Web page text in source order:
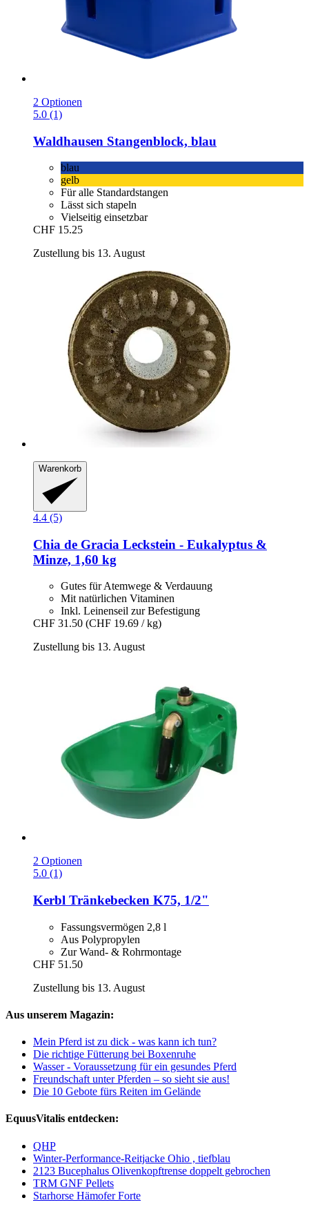
2 Optionen
5.0 (1)
Waldhausen Stangenblock, blau
blau
gelb
Für alle Standardstangen
Lässt sich stapeln
Vielseitig einsetzbar
CHF 15.25
Zustellung bis 13. August
Warenkorb
4.4 (5)
Chia de Gracia Leckstein -​ Eukalyptus &
Minze, 1,60 kg
Gutes für Atemwege & Verdauung
Mit natürlichen Vitaminen
Inkl. Leinenseil zur Befestigung
CHF 31.50 (CHF 19.69 / kg)
Zustellung bis 13. August
2 Optionen
5.0 (1)
Kerbl Tränkebecken K75, 1/2"
Fassungsvermögen 2,8 l
Aus Polypropylen
Zur Wand- & Rohrmontage
CHF 51.50
Zustellung bis 13. August
Aus unserem Magazin:
Mein Pferd ist zu dick - was kann ich tun?
Die richtige Fütterung bei Boxenruhe
Wasser - Voraussetzung für ein gesundes Pferd
Freundschaft unter Pferden – so sieht sie aus!
Die 10 Gebote fürs Reiten im Gelände
EquusVitalis entdecken:
QHP
Winter-Performance-Reitjacke Ohio , tiefblau
2123 Bucephalus Olivenkopftrense doppelt gebrochen
TRM GNF Pellets
Starhorse Hämofer Forte